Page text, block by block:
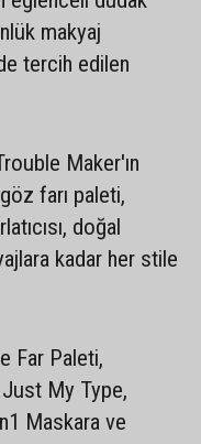
makyaj
tercih edilen
Maker'ın
farı paleti,
doğal
kadar her stile
Far Paleti,
Just My Type,
Maskara ve